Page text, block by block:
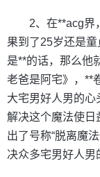
2、在**acg界
果到了25岁还是
是**的话，那么他
老爸是阿宅》，**
大宅男好人男的心
解决这个魔法使日
出了号称“脱离魔
决众多宅男好人男